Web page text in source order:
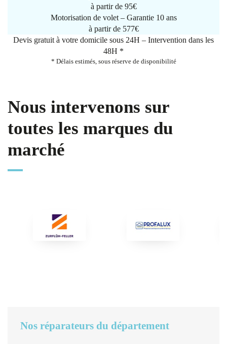
à partir de 95€
Motorisation de volet – Garantie 10 ans
à partir de 577€
Devis gratuit à votre domicile sous 24H – Intervention dans les
48H *
* Délais estimés, sous réserve de disponibilité
Nous intervenons sur
toutes les marques du
marché
Nos réparateurs du département